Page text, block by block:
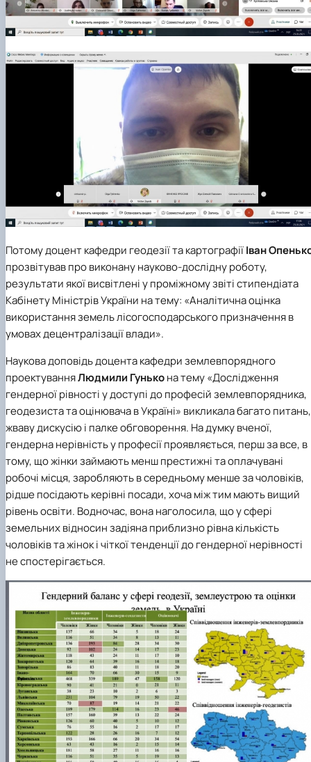
Потому доценткафедри геодезії та картографіїІван
прозвітував про виконану науково-дослідну роботу,
результати якої висвітлені у проміжному звіті стипендіата
Кабінету Міністрів України на тему: «Аналітична оцінка
використання земель лісогосподарського призначення в
умовах децентралізації влади».
Наукова доповідь доцентакафедри землевпорядного
проектуванняЛюдмили Гунькона тему «Дослідження
гендерної рівності у доступі до професій землевпорядника,
геодезиста та оцінювача в Україні» викликала багато питань,
жваву дискусію і палке обговорення. На думку вченої,
гендерна нерівність у професії проявляється, перш за все, в
тому, що жінки займають менш престижні та оплачувані
робочі місця, заробляють в середньому менше за чоловіків,
рідше посідають керівні посади, хоча між тим мають вищий
рівень освіти. Водночас, вона наголосила, що у сфері
земельних відносин задіяна приблизно рівна кількість
чоловіків та жінок і чіткої тенденції до гендерної нерівності
не спостерігається.